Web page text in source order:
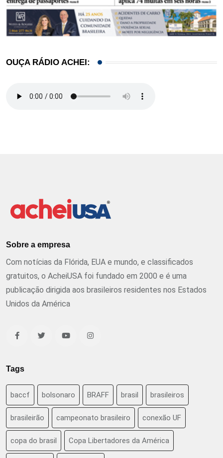
OUÇA RÁDIO ACHEI:
Sobre a empresa
Com notícias da Flórida, EUA e mundo, e classificados
gratuitos, o AcheiUSA foi fundado em 2000 e é uma
publicação dirigida aos brasileiros residentes nos Estados
Unidos da América
Tags
baccf bolsonaro BRAFF brasil brasileiros
brasileirão campeonato brasileiro conexão UF
copa do brasil Copa Libertadores da América